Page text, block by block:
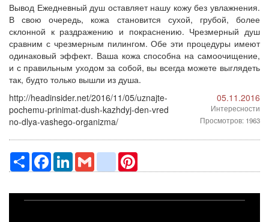
Вывод Ежедневный душ оставляет нашу кожу без увлажнения.
В свою очередь, кожа становится сухой, грубой, более
склонной к раздражению и покраснению. Чрезмерный душ
сравним с чрезмерным пилингом. Обе эти процедуры имеют
одинаковый эффект. Ваша кожа способна на самоочищение,
и с правильным уходом за собой, вы всегда можете выглядеть
так, будто только вышли из душа.
http://headinsider.net/2016/11/05/uznajte-
pochemu-prinimat-dush-kazhdyj-den-vred
no-dlya-vashego-organizma/
05.11.2016
Интересности
Просмотров: 1963
РесурсFacebook
LinkedInGmail google_bookmarks